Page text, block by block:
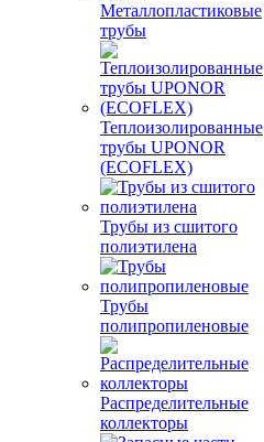
Металлопластиковые
трубы
Теплоизолированные
трубы UPONOR
(ECOFLEX)
Трубы из сшитого
полиэтилена
Трубы
полипропиленовые
Распределительные
коллекторы